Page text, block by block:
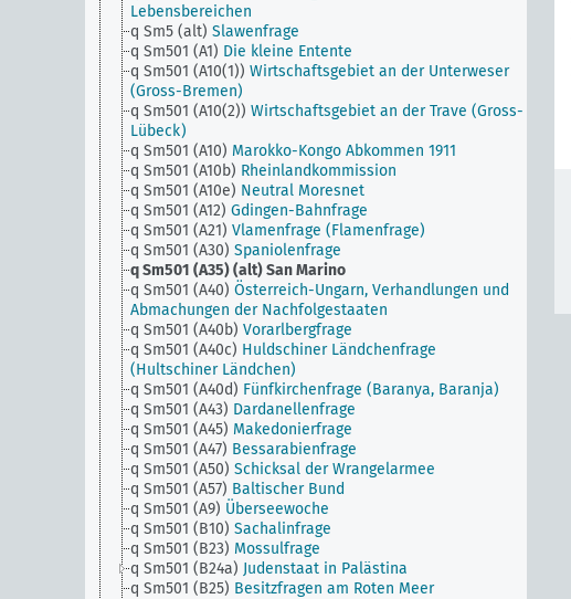
Lebensbereichen
q Sm5 (alt) Slawenfrage
q Sm501 (A1) Die kleine Entente
q Sm501 (A10(1)) Wirtschaftsgebiet an der Unterweser
(Gross-Bremen)
q Sm501 (A10(2)) Wirtschaftsgebiet an der Trave (Gross-
Lübeck)
q Sm501 (A10) Marokko-Kongo Abkommen 1911
q Sm501 (A10b) Rheinlandkommission
q Sm501 (A10e) Neutral Moresnet
q Sm501 (A12) Gdingen-Bahnfrage
q Sm501 (A21) Vlamenfrage (Flamenfrage)
q Sm501 (A30) Spaniolenfrage
q Sm501 (A35) (alt)San Marino
q Sm501 (A40) Österreich-Ungarn, Verhandlungen und
Abmachungen der Nachfolgestaaten
q Sm501 (A40b) Vorarlbergfrage
q Sm501 (A40c) Huldschiner Ländchenfrage
(Hultschiner Ländchen)
q Sm501 (A40d) Fünfkirchenfrage (Baranya, Baranja)
q Sm501 (A43) Dardanellenfrage
q Sm501 (A45) Makedonierfrage
q Sm501 (A47) Bessarabienfrage
q Sm501 (A50) Schicksal der Wrangelarmee
q Sm501 (A57) Baltischer Bund
q Sm501 (A9) Überseewoche
q Sm501 (B10) Sachalinfrage
q Sm501 (B23) Mossulfrage
q Sm501 (B24a) Judenstaat in Palästina
q Sm501 (B25) Besitzfragen am Roten Meer